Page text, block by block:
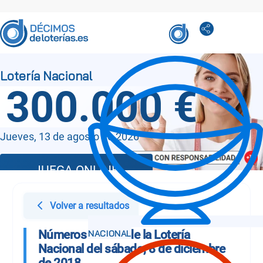
Volver a resultados
Números Sorteo de la Lotería
Nacional del sábado, 8 de diciembre
300.000 €
Jueves, 13 de agosto de 2026
JUEGA ONLINE